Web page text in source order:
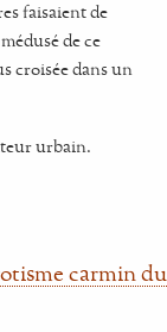
faisaient de
de ce
croisée dans un
urbain.
carmin du